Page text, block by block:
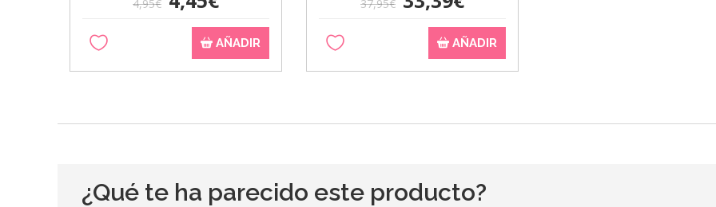
4,95€
AÑADIR
37,95€
AÑADIR
¿Qué te ha parecido este producto?